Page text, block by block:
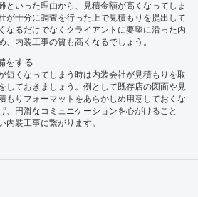
といった理由から、見積金額が高くなってしま
が十分に調査を行った上で見積もりを提出して
なるだけでなくクライアントに要望に沿った内
、内装工事の質も高くなるでしょう。
をする
短くなってしまう時は内装会社が見積もりを取
しておきましょう。例として既存店の図面や見
もりフォーマットをあらかじめ用意しておくな
、円滑なコミュニケーションを心がけること
内装工事に繋がります。